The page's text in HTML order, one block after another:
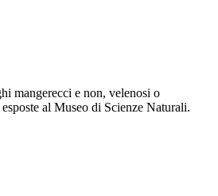
mangerecci e non, velenosi o
al Museo di Scienze Naturali.